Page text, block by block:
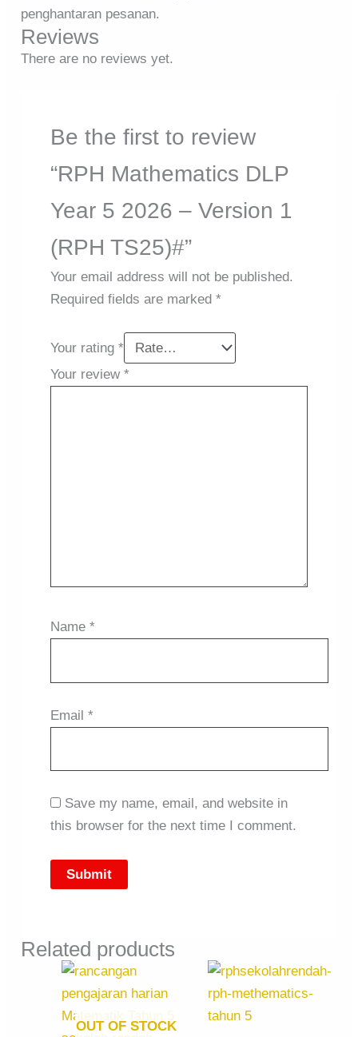
penghantaran pesanan.
Reviews
There are no reviews yet.
Be the first to review
“RPH Mathematics DLP
Year 5 2026 – Version 1
(RPH TS25)#”
Your email address will not be published.
Required fields are marked *
Your rating *
Your review *
Name *
Email *
Save my name, email, and website in
this browser for the next time I comment.
Related products
OUT OF STOCK